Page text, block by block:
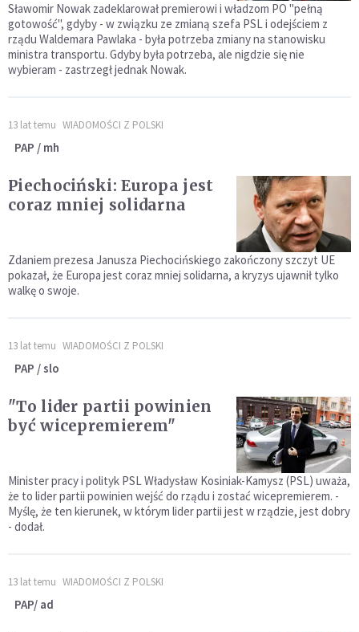
Sławomir Nowak zadeklarował premierowi i władzom PO "pełną
gotowość", gdyby - w związku ze zmianą szefa PSL i odejściem z
rządu Waldemara Pawlaka - była potrzeba zmiany na stanowisku
ministra transportu. Gdyby była potrzeba, ale nigdzie się nie
wybieram - zastrzegł jednak Nowak.
13 lat temu WIADOMOŚCI Z POLSKI
PAP / mh
Piechociński: Europa jest
coraz mniej solidarna
Zdaniem prezesa Janusza Piechocińskiego zakończony szczyt UE
pokazał, że Europa jest coraz mniej solidarna, a kryzys ujawnił tylko
walkę o swoje.
13 lat temu WIADOMOŚCI Z POLSKI
PAP / slo
"To lider partii powinien
być wicepremierem"
Minister pracy i polityk PSL Władysław Kosiniak-Kamysz (PSL) uważa,
że to lider partii powinien wejść do rządu i zostać wicepremierem. -
Myślę, że ten kierunek, w którym lider partii jest w rządzie, jest dobry
- dodał.
13 lat temu WIADOMOŚCI Z POLSKI
PAP/ ad